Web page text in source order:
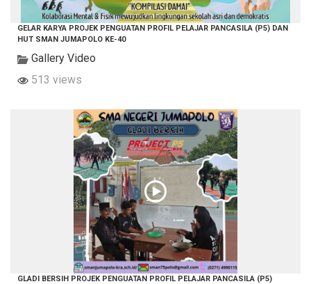
GELAR KARYA PROJEK PENGUATAN PROFIL PELAJAR PANCASILA (P5) DAN
HUT SMAN JUMAPOLO KE-40
Gallery Video
513 views
GLADI BERSIH PROJEK PENGUATAN PROFIL PELAJAR PANCASILA (P5)